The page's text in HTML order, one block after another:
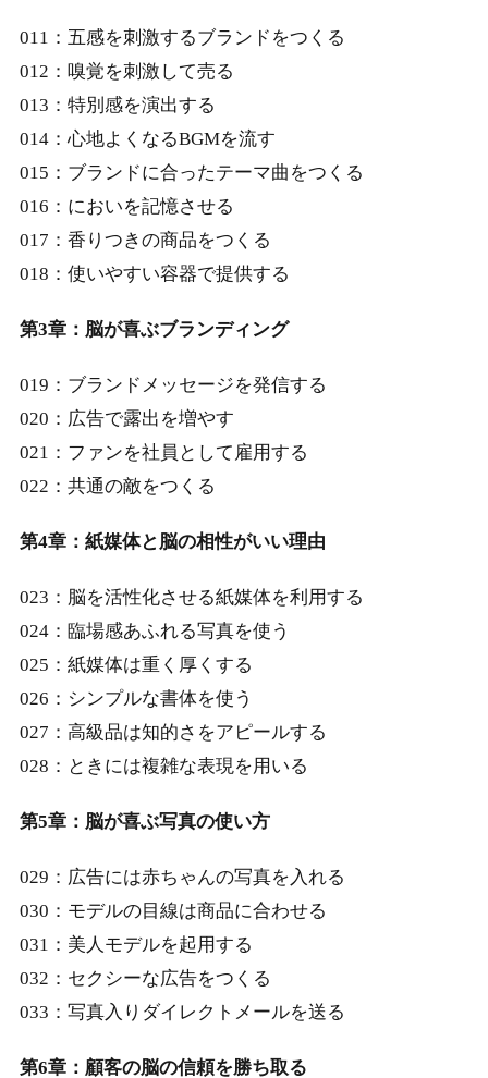
011：五感を刺激するブランドをつくる
012：嗅覚を刺激して売る
013：特別感を演出する
014：心地よくなるBGMを流す
015：ブランドに合ったテーマ曲をつくる
016：においを記憶させる
017：香りつきの商品をつくる
018：使いやすい容器で提供する
第3章：脳が喜ぶブランディング
019：ブランドメッセージを発信する
020：広告で露出を増やす
021：ファンを社員として雇用する
022：共通の敵をつくる
第4章：紙媒体と脳の相性がいい理由
023：脳を活性化させる紙媒体を利用する
024：臨場感あふれる写真を使う
025：紙媒体は重く厚くする
026：シンプルな書体を使う
027：高級品は知的さをアピールする
028：ときには複雑な表現を用いる
第5章：脳が喜ぶ写真の使い方
029：広告には赤ちゃんの写真を入れる
030：モデルの目線は商品に合わせる
031：美人モデルを起用する
032：セクシーな広告をつくる
033：写真入りダイレクトメールを送る
第6章：顧客の脳の信頼を勝ち取る